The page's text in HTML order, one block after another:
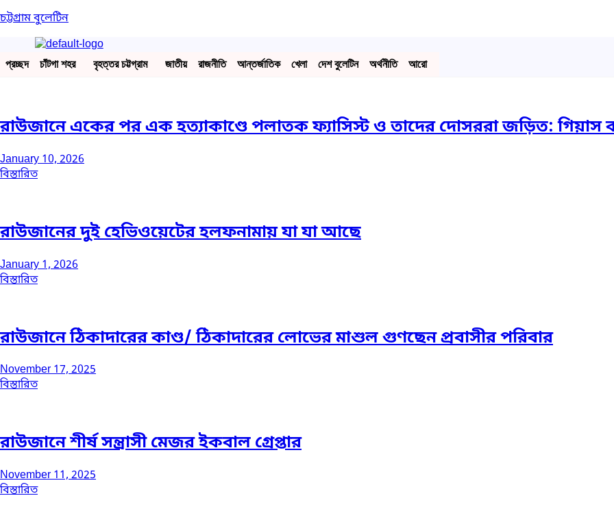
চট্টগ্রাম বুলেটিন
প্রচ্ছদ চাঁটগা শহর বৃহত্তর চট্টগ্রাম জাতীয় রাজনীতি আন্তর্জাতিক খেলা দেশ বুলেটিন অর্থনীতি আরো
রাউজানে একের পর এক হত্যাকাণ্ডে পলাতক ফ্যাসিস্ট ও তাদের দোসররা জড়িত: গিয়াস
January 10, 2026
বিস্তারিত
রাউজানের দুই হেভিওয়েটের হলফনামায় যা যা আছে
January 1, 2026
বিস্তারিত
রাউজানে ঠিকাদারের কাণ্ড/ ঠিকাদারের লোভের মাশুল গুণছেন প্রবাসীর পরিবার
November 17, 2025
বিস্তারিত
রাউজানে শীর্ষ সন্ত্রাসী মেজর ইকবাল গ্রেপ্তার
November 11, 2025
বিস্তারিত